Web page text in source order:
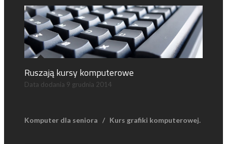
Ruszają kursy komputerowe
Data dodania 9 grudnia 2014
Komputer dla seniora / Kurs grafiki komputerowej.